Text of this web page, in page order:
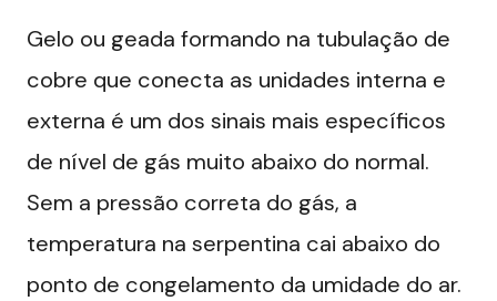
Gelo ou geada formando na tubulação de
cobre que conecta as unidades interna e
externa é um dos sinais mais específicos
de nível de gás muito abaixo do normal.
Sem a pressão correta do gás, a
temperatura na serpentina cai abaixo do
ponto de congelamento da umidade do ar.